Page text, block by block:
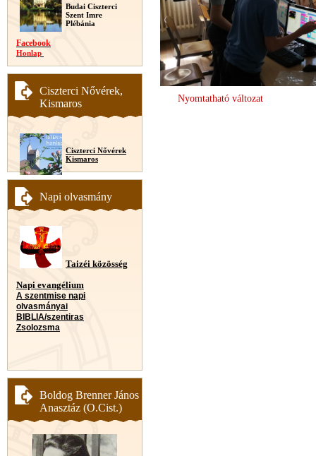
Budai Ciszterci
Szent Imre
Plébánia
Facebook
Honlap
Ciszterci Nővérek,
Kismaros
Ciszterci Nővérek
Kismaros
Napi olvasmány
Taizéi közösség
Napi evangélium
A szentmise napi
olvasmányai
BIBLIA/szentiras
Zsolozsma
Boldog Brenner János
Anasztáz (O.Cist.)
Nyomtatható változat